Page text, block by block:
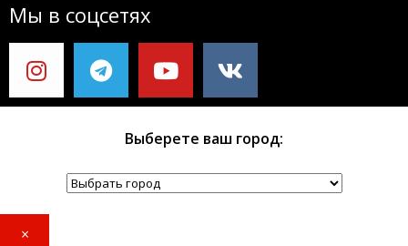
Мы в соцсетях
Выберете ваш город:
×